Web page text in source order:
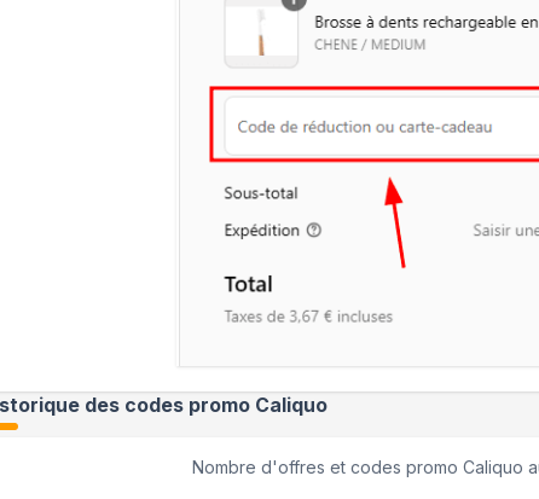
des codes promo Caliquo
Nombre d'offres et codes promoCaliquo